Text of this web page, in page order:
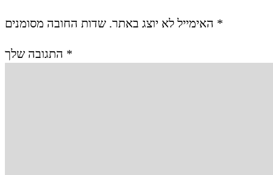
האימייל לא יוצג באתר. *
*